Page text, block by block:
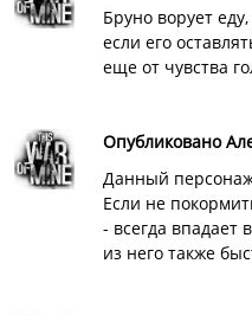
Бруно ворует
если его
еще от чувства
Опубликовано
Данный
Если не
- всегда впадает
из него также